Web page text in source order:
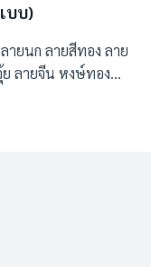
บบ)
ยนก ลายสีทอง ลาย
ย ลายจีน หงษ์ทอง…